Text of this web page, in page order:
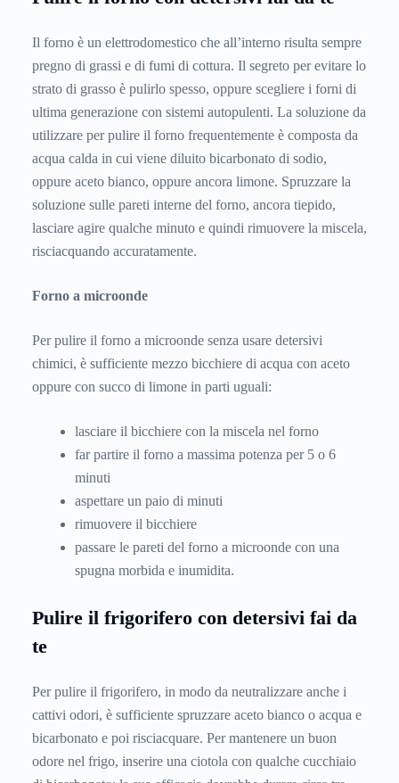
Il forno è un elettrodomestico che all’interno risulta sempre
pregno di grassi e di fumi di cottura. Il segreto per evitare lo
strato di grasso è pulirlo spesso, oppure scegliere i forni di
ultima generazione con sistemi autopulenti. La soluzione da
utilizzare per pulire il forno frequentemente è composta da
acqua calda in cui viene diluito bicarbonato di sodio,
oppure aceto bianco, oppure ancora limone. Spruzzare la
soluzione sulle pareti interne del forno, ancora tiepido,
lasciare agire qualche minuto e quindi rimuovere la miscela,
risciacquando accuratamente.
Forno a microonde
Per pulire il forno a microonde senza usare detersivi
chimici, è sufficiente mezzo bicchiere di acqua con aceto
oppure con succo di limone in parti uguali:
lasciare il bicchiere con la miscela nel forno
far partire il forno a massima potenza per 5 o 6
minuti
aspettare un paio di minuti
rimuovere il bicchiere
passare le pareti del forno a microonde con una
spugna morbida e inumidita.
Pulire il frigorifero con detersivi fai da
te
Per pulire il frigorifero, in modo da neutralizzare anche i
cattivi odori, è sufficiente spruzzare aceto bianco o acqua e
bicarbonato e poi risciacquare. Per mantenere un buon
odore nel frigo, inserire una ciotola con qualche cucchiaio